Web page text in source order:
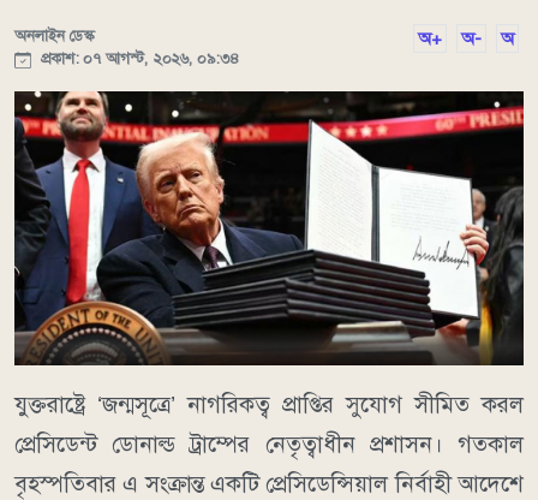
অনলাইন ডেস্ক
প্রকাশ: ০৭ আগস্ট, ২০২৬, ০৯:৩৪
অ+ অ- অ
যুক্তরাষ্ট্রে ‘জন্মসূত্রে’ নাগরিকত্ব প্রাপ্তির সুযোগ সীমিত করল
প্রেসিডেন্ট ডোনাল্ড ট্রাম্পের নেতৃত্বাধীন প্রশাসন। গতকাল
বৃহস্পতিবার এ সংক্রান্ত একটি প্রেসিডেন্সিয়াল নির্বাহী আদেশে